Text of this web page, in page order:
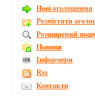
Новi оголошення
Розмістити
Розширений
Новини
Інформери
Rss
Контакти